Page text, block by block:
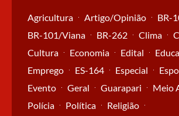
Agricultura Artigo/Opinião
BR-
BR-101/Viana
BR-262 Clima
Cultura
Economia Edital
Emprego
ES-164 Especial
Evento
Geral Guarapari
Meio
Polícia
Política
Religião